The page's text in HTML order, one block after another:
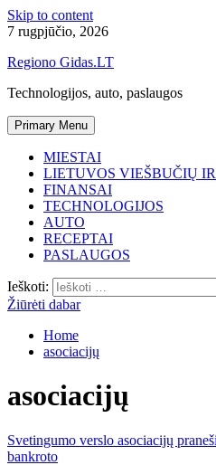
Skip to content
7 rugpjūčio, 2026
Regiono Gidas.LT
Technologijos, auto, paslaugos
Primary Menu
MIESTAI
LIETUVOS VIEŠBUČIŲ
FINANSAI
TECHNOLOGIJOS
AUTO
RECEPTAI
PASLAUGOS
Ieškoti:
Žiūrėti dabar
Home
asociacijų
asociacijų
Svetingumo verslo asociacijų
bankroto